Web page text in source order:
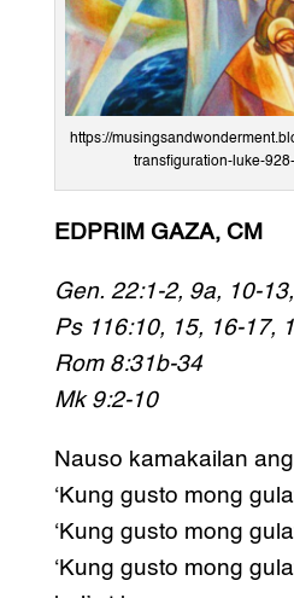
https://
transfiguration-luke-
EDPRIM GAZA, CM
Gen. 22:1-2, 9a, 10-
Ps 116:10, 15, 16-17,
Rom 8:31b-34
Mk 9:2-10
Nauso kamakailan
‘Kung gusto mong
‘Kung gusto mong
‘Kung gusto mong